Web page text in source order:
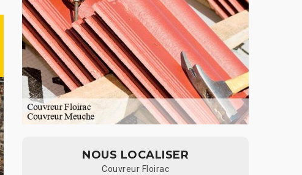
NOUS LOCALISER
Couvreur Floirac